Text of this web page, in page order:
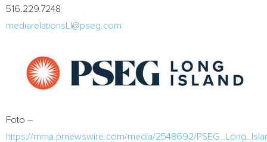
516.229.7248
mediarelationsLI@pseg.com
Foto –
https://mma.prnewswire.com/media/2548692/